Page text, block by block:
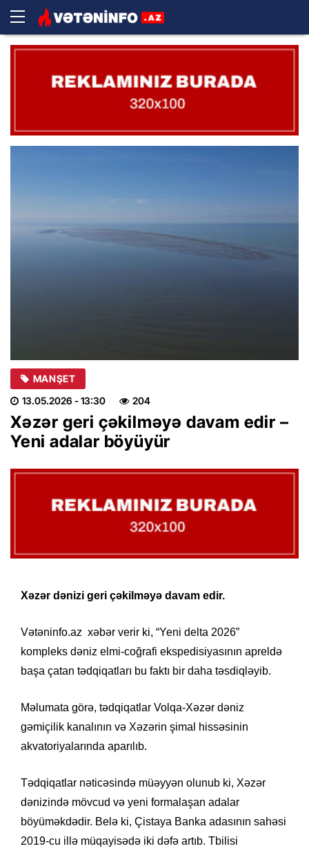
MANŞET
13.05.2026 - 13:30 204
Xəzər geri çəkilməyə davam edir –
Yeni adalar böyüyür
Xəzər dənizi geri çəkilməyə davam edir.
Vətəninfo.az xəbər verir ki, “Yeni delta 2026”
kompleks dəniz elmi-coğrafi ekspedisiyasının apreldə
başa çatan tədqiqatları bu faktı bir daha təsdiqləyib.
Məlumata görə, tədqiqatlar Volqa-Xəzər dəniz
gəmiçilik kanalının və Xəzərin şimal hissəsinin
akvatoriyalarında aparılıb.
Tədqiqatlar nəticəsində müəyyən olunub ki, Xəzər
dənizində mövcud və yeni formalaşan adalar
böyüməkdədir. Belə ki, Çistaya Banka adasının sahəsi
2019-cu illə müqayisədə iki dəfə artıb. Tbilisi